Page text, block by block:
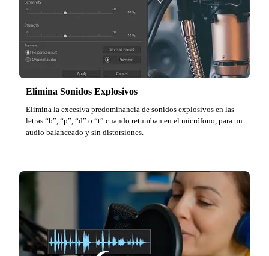
Elimina Sonidos Explosivos
Elimina la excesiva predominancia de sonidos explosivos en las
letras “b”, “p”, “d” o “t” cuando retumban en el micrófono, para un
audio balanceado y sin distorsiones.